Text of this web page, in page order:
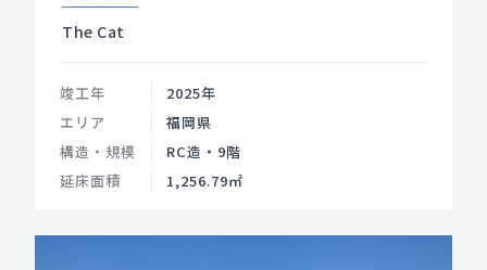
The Cat
竣工年
2025年
エリア
福岡県
構造・規模
RC造・9階
延床面積
1,256.79㎡